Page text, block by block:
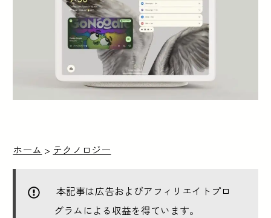
ホーム > テクノロジー
本記事は広告およびアフィリエイトプロ
グラムによる収益を得ています。